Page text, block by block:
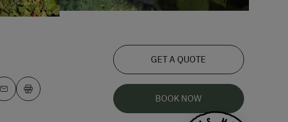
GET A QUOTE
BOOK NOW